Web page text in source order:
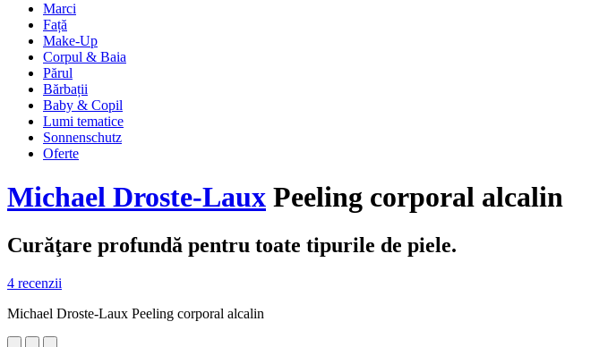
Marci
Față
Make-Up
Corpul & Baia
Părul
Bărbații
Baby & Copil
Lumi tematice
Sonnenschutz
Oferte
Michael Droste-Laux Peeling corporal alcalin
Curăţare profundă pentru toate tipurile de piele.
4 recenzii
Michael Droste-Laux Peeling corporal alcalin